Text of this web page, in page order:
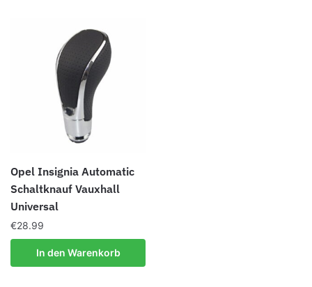
Opel Insignia Automatic
Schaltknauf Vauxhall
Universal
€28.99
In den Warenkorb